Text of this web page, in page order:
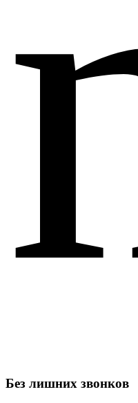
Без лишних звонков